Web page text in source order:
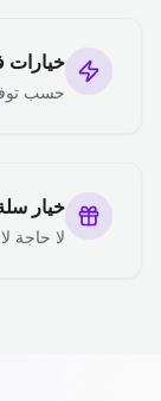
خيارات
حسب
خيار
لا حاجة